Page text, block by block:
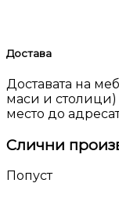
Достава
Доставата на
маси и
место до
Слични
Попуст